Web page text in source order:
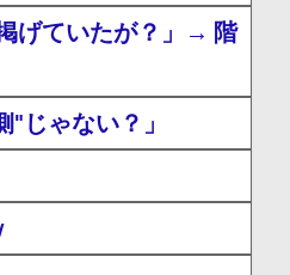
げていたが？」→ 階
じゃない？」